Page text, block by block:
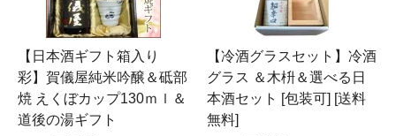
【日本酒ギフト箱入り
彩】賀儀屋純米吟醸＆砥部
焼 えくぼカップ130ｍｌ＆
道後の湯ギフト
【冷酒グラスセット】冷酒
グラス ＆木枡＆選べる日
本酒セット [包装可] [送料
無料]